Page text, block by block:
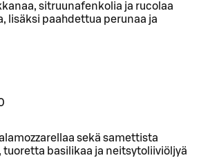
sitruunafenkolia ja rucolaa
lisäksi paahdettua perunaa ja
sekä samettista
basilikaa ja neitsytoliiviöljyä